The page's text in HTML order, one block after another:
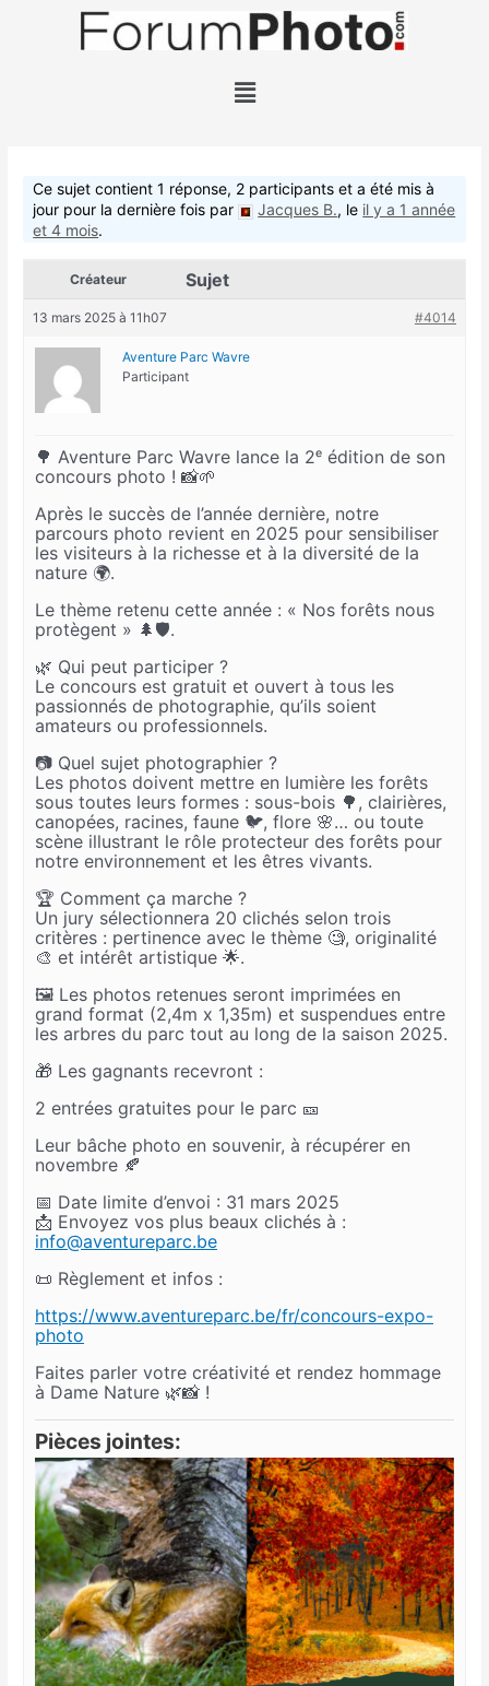
Menu
Ce sujet contient 1 réponse, 2 participants et a été mis à
jour pour la dernière fois par
Jacques B., le il y a 1 année
et 4 mois.
Créateur Sujet
13 mars 2025 à 11h07 #4014
Aventure Parc Wavre
Participant
🌳 Aventure Parc Wavre lance la 2ᵉ édition de son
concours photo ! 📸🌱
Après le succès de l’année dernière, notre
parcours photo revient en 2025 pour sensibiliser
les visiteurs à la richesse et à la diversité de la
nature 🌍.
Le thème retenu cette année : « Nos forêts nous
protègent » 🌲🛡️.
🌿 Qui peut participer ?
Le concours est gratuit et ouvert à tous les
passionnés de photographie, qu’ils soient
amateurs ou professionnels.
📷 Quel sujet photographier ?
Les photos doivent mettre en lumière les forêts
sous toutes leurs formes : sous-bois 🌳, clairières,
canopées, racines, faune 🐦, flore 🌸… ou toute
scène illustrant le rôle protecteur des forêts pour
notre environnement et les êtres vivants.
🏆 Comment ça marche ?
Un jury sélectionnera 20 clichés selon trois
critères : pertinence avec le thème 🧐, originalité
🎨 et intérêt artistique 🌟.
🖼️ Les photos retenues seront imprimées en
grand format (2,4m x 1,35m) et suspendues entre
les arbres du parc tout au long de la saison 2025.
🎁 Les gagnants recevront :
2 entrées gratuites pour le parc 🎫
Leur bâche photo en souvenir, à récupérer en
novembre 🍂
📅 Date limite d’envoi : 31 mars 2025
📩 Envoyez vos plus beaux clichés à :
info@aventureparc.be
📜 Règlement et infos :
https://www.aventureparc.be/fr/concours-expo-
photo
Faites parler votre créativité et rendez hommage
à Dame Nature 🌿📸 !
Pièces jointes: